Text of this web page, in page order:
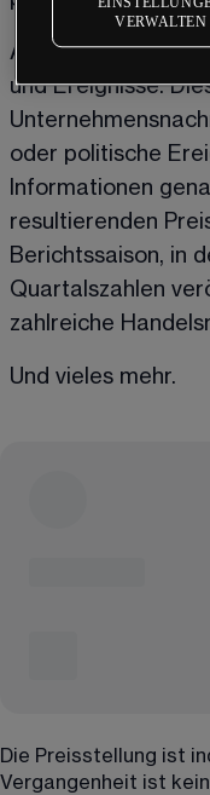
Aktienkurse
und Ereignisse.
oder politische
Informationen
resultierenden
Berichtssaison, in
Quartalszahlen
zahlreiche
Und vieles mehr.
Die Preisstellung ist
Vergangenheit ist
VERWALTEN